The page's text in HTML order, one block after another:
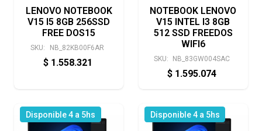
LENOVO NOTEBOOK
V15 I5 8GB 256SSD
FREE DOS15
SKU: NB_82KB00F6AR
$ 1.558.321
NOTEBOOK LENOVO
V15 INTEL I3 8GB
512 SSD FREEDOS
WIFI6
SKU: NB_83GW004SAC
$ 1.595.074
Disponible 4 a 5hs Disponible 4 a 5hs